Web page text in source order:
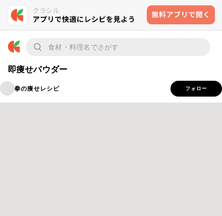
即痩せパウダー
拳の痩せレシピ フォロー